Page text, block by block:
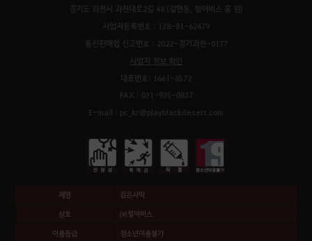
경기도 과천시 과천대로2길 48 (갈현동, 펄어비스 홈 원)
사업자등록번호 : 138-81-62479
통신판매업 신고번호 : 2022-경기과천-0177
사업자 정보 확인
대표번호: 1661-8572
FAX : 031-935-0837
E-mail : pc_kr@playblackdesert.com
제명 검은사막
상호 ㈜펄어비스
이용등급 청소년이용불가